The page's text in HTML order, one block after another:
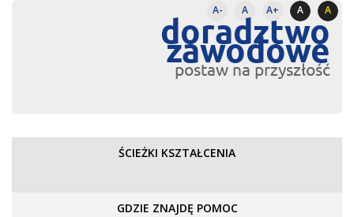
A- A A+ A A
doradztwo
zawodowe
postaw na przyszłość
ŚCIEŻKI KSZTAŁCENIA
GDZIE ZNAJDĘ POMOC